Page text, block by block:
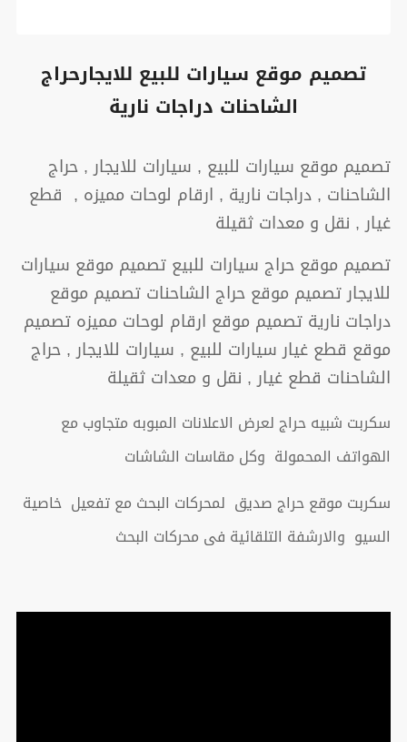
تصميم موقع سيارات للبيع للايجارحراج
الشاحنات دراجات نارية
تصميم موقع سيارات للبيع , سيارات للايجار , حراج
الشاحنات , دراجات نارية , ارقام لوحات مميزه , قطع
غيار , نقل و معدات ثقيلة
تصميم موقع حراج سيارات للبيع تصميم موقع سيارات
للايجار تصميم موقع حراج الشاحنات تصميم موقع
دراجات نارية تصميم موقع ارقام لوحات مميزه تصميم
موقع قطع غيار سيارات للبيع , سيارات للايجار , حراج
الشاحنات قطع غيار , نقل و معدات ثقيلة
سكربت شبيه حراج لعرض الاعلانات المبوبه متجاوب مع
الهواتف المحمولة وكل مقاسات الشاشات
سكربت موقع حراج صديق لمحركات البحث مع تفعيل خاصية
السيو والارشفة التلقائية فى محركات البحث